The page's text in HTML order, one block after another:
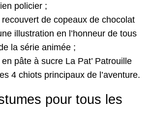
policier ;
de copeaux de chocolat
illustration en l’honneur de tous
la série animée ;
pâte à sucre La Pat’ Patrouille
4 chiots principaux de l’aventure.
pour tous les